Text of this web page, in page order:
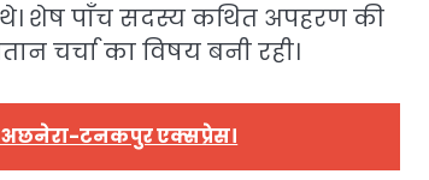
शेष पाँच सदस्य कथित अपहरण की
चर्चा का विषय बनी रही।
टनकपुर एक्सप्रेस।